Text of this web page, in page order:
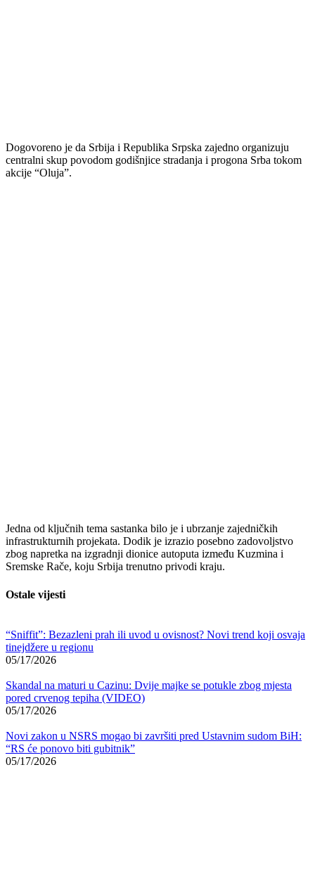
Dogovoreno je da Srbija i Republika Srpska zajedno organizuju
centralni skup povodom godišnjice stradanja i progona Srba tokom
akcije “Oluja”.
Jedna od ključnih tema sastanka bilo je i ubrzanje zajedničkih
infrastrukturnih projekata. Dodik je izrazio posebno zadovoljstvo
zbog napretka na izgradnji dionice autoputa između Kuzmina i
Sremske Rače, koju Srbija trenutno privodi kraju.
Ostale vijesti
“Sniffit”: Bezazleni prah ili uvod u ovisnost? Novi trend koji osvaja
tinejdžere u regionu
05/17/2026
Skandal na maturi u Cazinu: Dvije majke se potukle zbog mjesta
pored crvenog tepiha (VIDEO)
05/17/2026
Novi zakon u NSRS mogao bi završiti pred Ustavnim sudom BiH:
“RS će ponovo biti gubitnik”
05/17/2026